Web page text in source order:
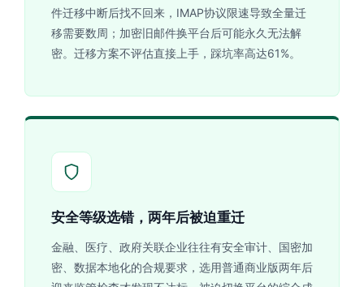
件迁移中断后找不回来，IMAP协议限速导致全量迁
移需要数周；加密旧邮件换平台后可能永久无法解
密。迁移方案不评估直接上手，踩坑率高达61%。
安全等级选错，两年后被迫重迁
金融、医疗、政府关联企业往往有安全审计、国密加
密、数据本地化的合规要求，选用普通商业版两年后